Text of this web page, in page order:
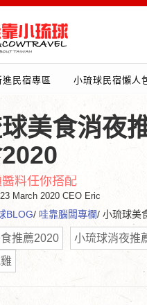
進民宿專區 小琉球民宿懶人
美食消夜
料任你搭配
23 March 2020 CEO Eric
BLOG/ 哇靠腦闆專欄/ 小琉球美
推薦2020 小琉球消夜推